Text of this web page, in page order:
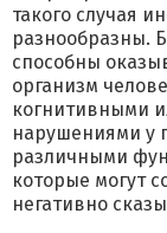
такого случая
разнообразны.
способны
организм
когнитивными
нарушениями у
различными
которые могут
негативно